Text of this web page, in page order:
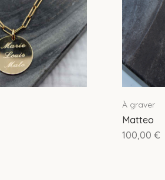
À graver
Matteo
100,00 €